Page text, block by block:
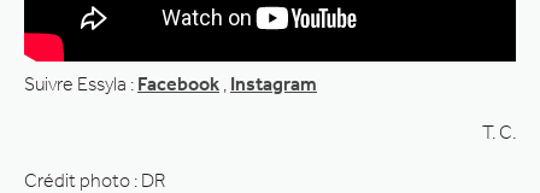
Suivre Essyla : Facebook Instagram
T. C.
Crédit photo : DR